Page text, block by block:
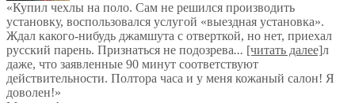
«Купил чехлы на поло. Сам не решился производить
установку, воспользовался услугой «выездная установка».
Ждал какого-нибудь джамшута с отверткой, но нет, приехал
русский парень. Признаться не подозрева... [читать далее]л
даже, что заявленные 90 минут соответствуют
действительности. Полтора часа и у меня кожаный салон! Я
доволен!»